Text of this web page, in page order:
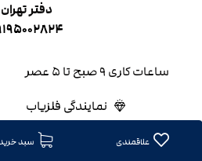
دفتر تهران
ساعات کاری ۹ صبح تا ۵ عصر
نمایندگی فلزیاب
علاقمندی سبد